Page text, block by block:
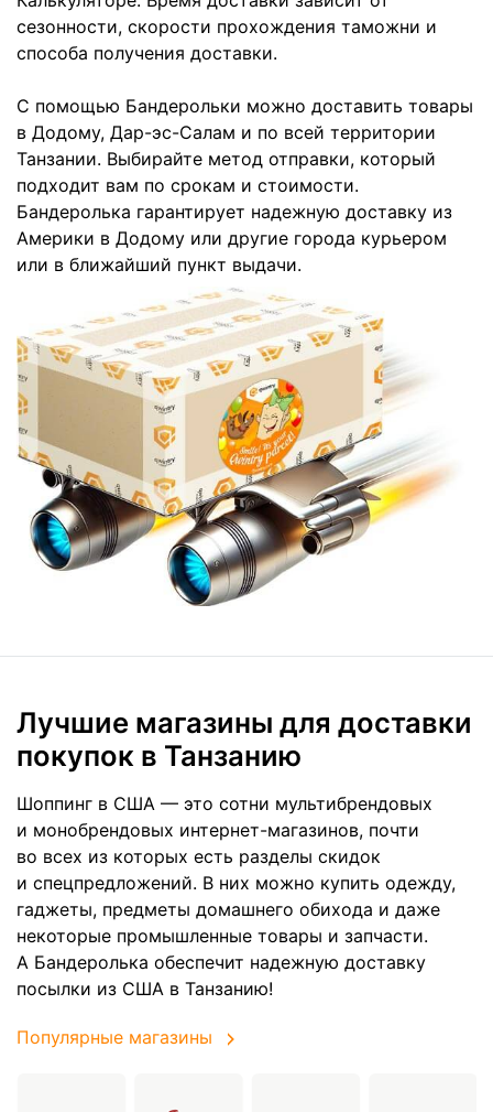
сезонности, скорости прохождения таможни и
способа получения доставки.
С помощью Бандерольки можно доставить товары
в Додому, Дар-эс-Салам и по всей территории
Танзании. Выбирайте метод отправки, который
подходит вам по срокам и стоимости.
Бандеролька гарантирует надежную доставку из
Америки в Додому или другие города курьером
или в ближайший пункт выдачи.
Лучшие магазины для доставки
покупок в Танзанию
Шоппинг в США — это сотни мультибрендовых
и монобрендовых интернет-магазинов, почти
во всех из которых есть разделы скидок
и спецпредложений. В них можно купить одежду,
гаджеты, предметы домашнего обихода и даже
некоторые промышленные товары и запчасти.
А Бандеролька обеспечит надежную доставку
посылки из США в Танзанию!
Популярные магазины